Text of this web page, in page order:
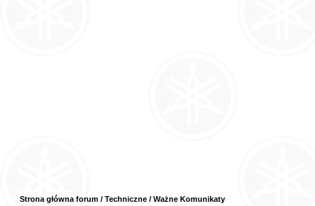
Strona główna forum / Techniczne / Ważne Komunikaty